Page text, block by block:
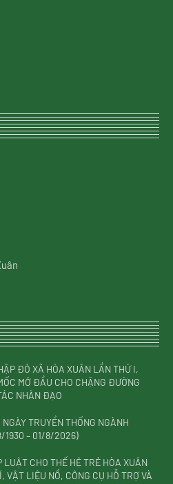
ĐỎ XÃ HÒA XUÂN LẦN THỨ I,
MỞ ĐẦU CHO CHẶNG ĐƯỜNG
NHÂN ĐẠO
TRUYỀN THỐNG NGÀNH
1930 – 01/8/2026)
CHO THẾ HỆ TRẺ HÒA XUÂN
VẬT LIỆU NỔ, CÔNG CỤ HỖ TRỢ VÀ